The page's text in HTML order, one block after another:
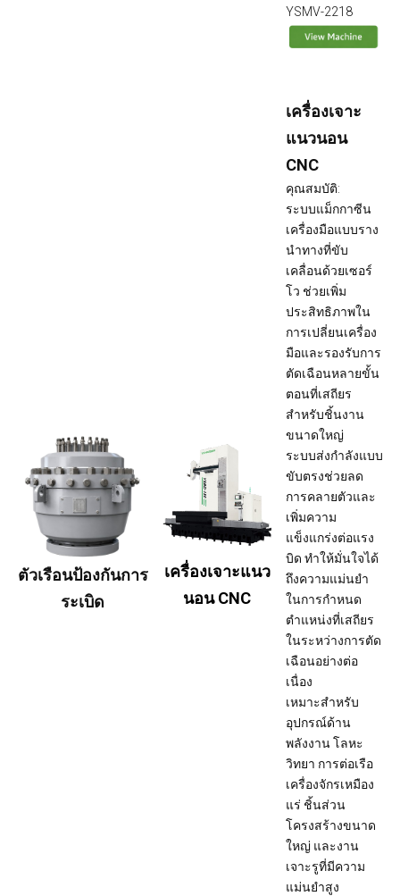
YSMV-2218
ตัวเรือนป้องกันการ
ระเบิด
เครื่องเจาะแนว
นอน CNC
เครื่องเจาะ
แนวนอน
CNC
คุณสมบัติ:
ระบบแม็กกาซีน
เครื่องมือแบบราง
นำทางที่ขับ
เคลื่อนด้วยเซอร์
โว ช่วยเพิ่ม
ประสิทธิภาพใน
การเปลี่ยนเครื่อง
มือและรองรับการ
ตัดเฉือนหลายขั้น
ตอนที่เสถียร
สำหรับชิ้นงาน
ขนาดใหญ่
ระบบส่งกำลังแบบ
ขับตรงช่วยลด
การคลายตัวและ
เพิ่มความ
แข็งแกร่งต่อแรง
บิด ทำให้มั่นใจได้
ถึงความแม่นยำ
ในการกำหนด
ตำแหน่งที่เสถียร
ในระหว่างการตัด
เฉือนอย่างต่อ
เนื่อง
เหมาะสำหรับ
อุปกรณ์ด้าน
พลังงาน โลหะ
วิทยา การต่อเรือ
เครื่องจักรเหมือง
แร่ ชิ้นส่วน
โครงสร้างขนาด
ใหญ่ และงาน
เจาะรูที่มีความ
แม่นยำสูง